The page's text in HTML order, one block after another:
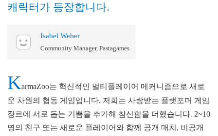
캐릭터가 등장합니다.
Isabel Weber
Community Manager, Pastagames
KarmaZoo는 혁신적인 멀티플레이어 메커니즘으로 새로
운 차원의 협동 게임입니다. 저희는 사랑받는 플랫포머 게임
장르에 서로 돕는 기쁨을 추가해 참신함을 더했습니다. 2~10
명의 친구 또는 새로운 플레이어와 함께 공개 매치, 비공개